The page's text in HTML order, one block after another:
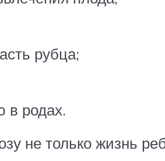
рубца;
в родах.
не только жизнь